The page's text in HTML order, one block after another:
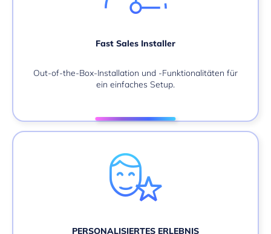
Fast Sales Installer
Out-of-the-Box-Installation und -Funktionalitäten für
ein einfaches Setup.
PERSONALISIERTES ERLEBNIS